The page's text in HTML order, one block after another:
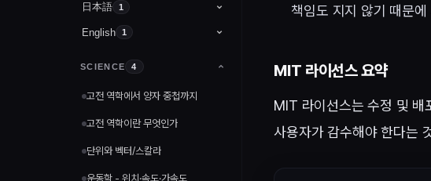
DBeaver 실습
typealias
AnyObject
모듈화 넌 군데?
응집도 또 누구야@!
결합도 너 뭐되??
의존성은 정체를 밝혀라!
Library
Framework
Framework 실습
Binary File
chapter III
Package
ABI Stability
Tuist를 시작하며
Tuist 설치 및 명령어
난 CLI를 부숴.
日本語 1
히라가나
English 1
SCIENCE 4
고전 역학에서 양자 중첩까지
고전 역학이란 무엇인가
단위와 벡터/스칼라
운동학 - 위치·속도·가속도
책임도 지지 않기 때문
MIT 라이선스 요약
MIT 라이선스는 수정 및 배
사용자가 감수해야 한다는